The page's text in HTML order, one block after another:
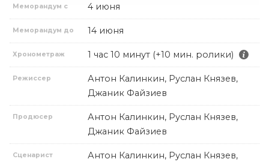
Меморандум с 4 июня
Меморандум до 14 июня
Хронометраж 1 час 10 минут (+10 мин. ролики)
Режиссер
Антон Калинкин, Руслан Князев,
Джаник Файзиев
Продюсер
Антон Калинкин, Руслан Князев,
Джаник Файзиев
Сценарист
Антон Калинкин, Руслан Князев,